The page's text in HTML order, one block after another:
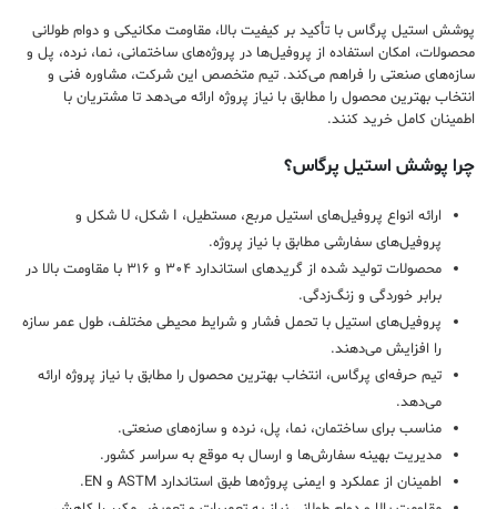
پوشش استیل پرگاس با تأکید بر کیفیت بالا، مقاومت مکانیکی و دوام طولانی
محصولات، امکان استفاده از پروفیل‌ها در پروژه‌های ساختمانی، نما، نرده، پل و
سازه‌های صنعتی را فراهم می‌کند. تیم متخصص این شرکت، مشاوره فنی و
انتخاب بهترین محصول را مطابق با نیاز پروژه ارائه می‌دهد تا مشتریان با
اطمینان کامل خرید کنند.
چرا پوشش استیل پرگاس؟
ارائه انواع پروفیل‌های استیل مربع، مستطیل، I شکل، U شکل و
پروفیل‌های سفارشی مطابق با نیاز پروژه.
محصولات تولید شده از گریدهای استاندارد ۳۰۴ و ۳۱۶ با مقاومت بالا در
برابر خوردگی و زنگ‌زدگی.
پروفیل‌های استیل با تحمل فشار و شرایط محیطی مختلف، طول عمر سازه
را افزایش می‌دهند.
تیم حرفه‌ای پرگاس، انتخاب بهترین محصول را مطابق با نیاز پروژه ارائه
می‌دهد.
مناسب برای ساختمان، نما، پل، نرده و سازه‌های صنعتی.
مدیریت بهینه سفارش‌ها و ارسال به موقع به سراسر کشور.
اطمینان از عملکرد و ایمنی پروژه‌ها طبق استاندارد ASTM و EN.